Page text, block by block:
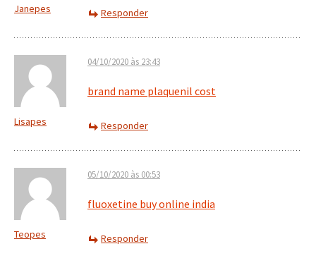
Janepes Responder
Lisapes
04/10/2020 às 23:43
brand name plaquenil cost
Responder
Teopes
05/10/2020 às 00:53
fluoxetine buy online india
Responder